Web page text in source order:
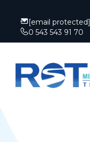
[email protected]
0 543 543 91 70